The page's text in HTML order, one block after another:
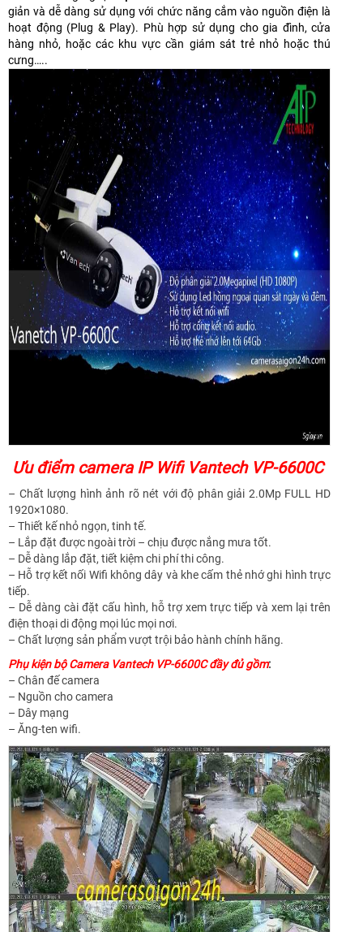
giản và dễ dàng sử dụng với chức năng cắm vào nguồn điện là
hoạt động (Plug & Play). Phù hợp sử dụng cho gia đình, cửa
hàng nhỏ, hoặc các khu vực cần giám sát trẻ nhỏ hoặc thú
cưng…..
Ưu điểm camera IP Wifi Vantech VP-6600C
– Chất lượng hình ảnh rõ nét với độ phân giải 2.0Mp FULL HD
1920×1080.
– Thiết kế nhỏ ngọn, tinh tế.
– Lắp đặt được ngoài trời – chịu được nắng mưa tốt.
– Dễ dàng lắp đặt, tiết kiệm chi phí thi công.
– Hỗ trợ kết nối Wifi không dây và khe cấm thẻ nhớ ghi hình trực
tiếp.
– Dễ dàng cài đặt cấu hình, hỗ trợ xem trực tiếp và xem lại trên
điện thoại di động mọi lúc mọi nơi.
– Chất lượng sản phẩm vượt trội bảo hành chính hãng.
Phụ kiện bộ Camera Vantech VP-6600C đầy đủ gồm:
– Chân đế camera
– Nguồn cho camera
– Dây mạng
– Ăng-ten wifi.